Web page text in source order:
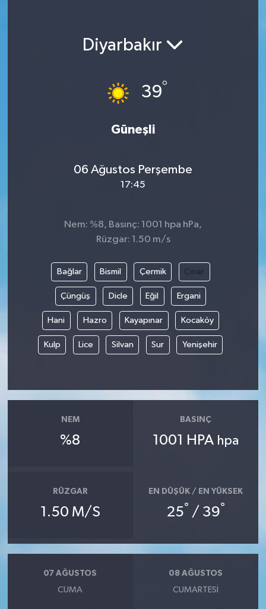
Diyarbakır
39°
Güneşli
06 Ağustos Perşembe
17:45
Nem: %8, Basınç: 1001 hpa hPa,
Rüzgar: 1.50 m/s
Bağlar Bismil Çermik Çınar
Çüngüş Dicle Eğil Ergani
Hani Hazro Kayapınar Kocaköy
Kulp Lice Silvan Sur Yenişehir
NEM
%8
BASINÇ
1001 HPA hpa
RÜZGAR
1.50 M/S
EN DÜŞÜK / EN YÜKSEK
25° / 39°
07 AĞUSTOS
CUMA
08 AĞUSTOS
CUMARTESI